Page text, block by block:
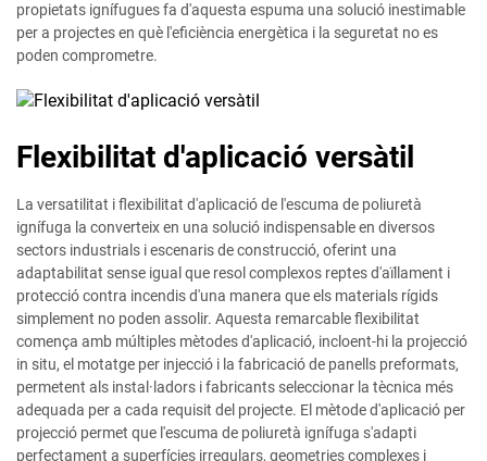
propietats ignífugues fa d'aquesta espuma una solució inestimable
per a projectes en què l'eficiència energètica i la seguretat no es
poden comprometre.
Flexibilitat d'aplicació versàtil
La versatilitat i flexibilitat d'aplicació de l'escuma de poliuretà
ignífuga la converteix en una solució indispensable en diversos
sectors industrials i escenaris de construcció, oferint una
adaptabilitat sense igual que resol complexos reptes d'aïllament i
protecció contra incendis d'una manera que els materials rígids
simplement no poden assolir. Aquesta remarcable flexibilitat
comença amb múltiples mètodes d'aplicació, incloent-hi la projecció
in situ, el motatge per injecció i la fabricació de panells preformats,
permetent als instal·ladors i fabricants seleccionar la tècnica més
adequada per a cada requisit del projecte. El mètode d'aplicació per
projecció permet que l'escuma de poliuretà ignífuga s'adapti
perfectament a superfícies irregulars, geometries complexes i